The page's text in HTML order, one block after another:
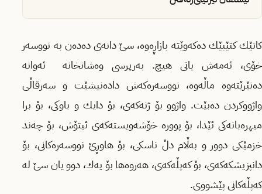
كاتێك كتێبێك ده‌كه‌وێته‌ بازاڕه‌وه‌، سێ دانه‌ی ده‌ده‌ن به‌ نووسه‌ر
خۆی،‌ ئه‌مه‌ش یانی هیچ. به‌رپرسی وه‌شانخانه‌ ئه‌وانه‌
ده‌نێرێته‌وه‌ ماڵه‌وه‌، نووسه‌ره‌كه‌ش داده‌نیشێت و سه‌رقاڵی
واژووكردن ده‌بێت. واژوو بۆ ژنه‌كه‌ی، بۆ دایك و باوكی، بۆ برا
میهره‌بانه‌كی ئێدا‌، بۆ پووره‌ خۆشه‌ویسته‌كه‌ی ئیتۆش، بۆ چه‌ند
خزمێكی دوور و به‌ڵام دڵ ناسکی، بۆ هاوڕێ نووسه‌ره‌كانی، بۆ
دانپزیشكه‌كه‌ی، بۆ کەپڵەکەی، هه‌روه‌ها بۆ یه‌ك، دوو یان سێ له‌
کەپڵەکانی پێشووی.